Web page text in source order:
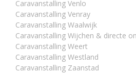
Caravanstalling Venlo
Caravanstalling Venray
Caravanstalling Waalwijk
Caravanstalling Wijchen & directe
Caravanstalling Weert
Caravanstalling Westland
Caravanstalling Zaanstad